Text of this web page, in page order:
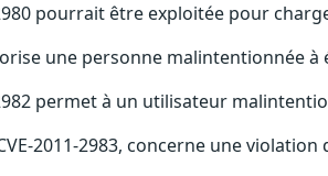
pourrait être exploitée pour
une personne malintentionnée à
permet à un utilisateur
2011-2983, concerne une